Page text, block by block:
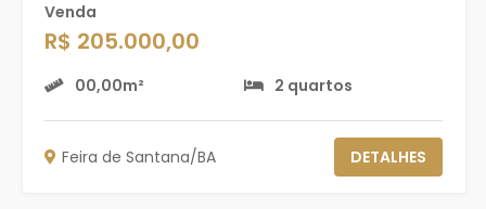
Venda
R$ 205.000,00
00,00m² 2 quartos
Feira de Santana/BA DETALHES